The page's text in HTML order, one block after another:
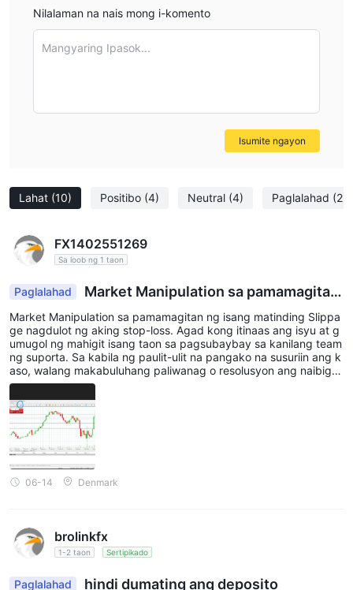
Lahat (10) Positibo (4) Neutral (4) Paglalahad (2)
FX1402551269
Sa loob ng 1 taon
Paglalahad
Market Manipulation sa pamamagitan
ng
Market Manipulation sa pamamagitan ng isang matinding Slippa
ge nagdulot ng aking stop-loss. Agad kong itinaas ang isyu at g
umugol ng mahigit isang taon sa pagsubaybay sa kanilang team
ng suporta. Sa kabila ng paulit-ulit na pangako na susuriin ang k
aso, walang makabuluhang paliwanag o resolusyon ang naibiga
y kailanman.
06-14 Denmark
brolinkfx
1-2 taon Sertipikado
Paglalahad hindi dumating ang deposito
Nilalaman na nais mong i-komento
Mangyaring Ipasok...
Isumite ngayon